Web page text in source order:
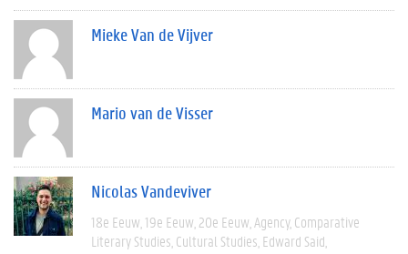
Mieke Van de Vijver
Mario van de Visser
Nicolas Vandeviver
18e Eeuw 19e Eeuw 20e Eeuw Agency Comparative
Literary Studies Cultural Studies Edward Said